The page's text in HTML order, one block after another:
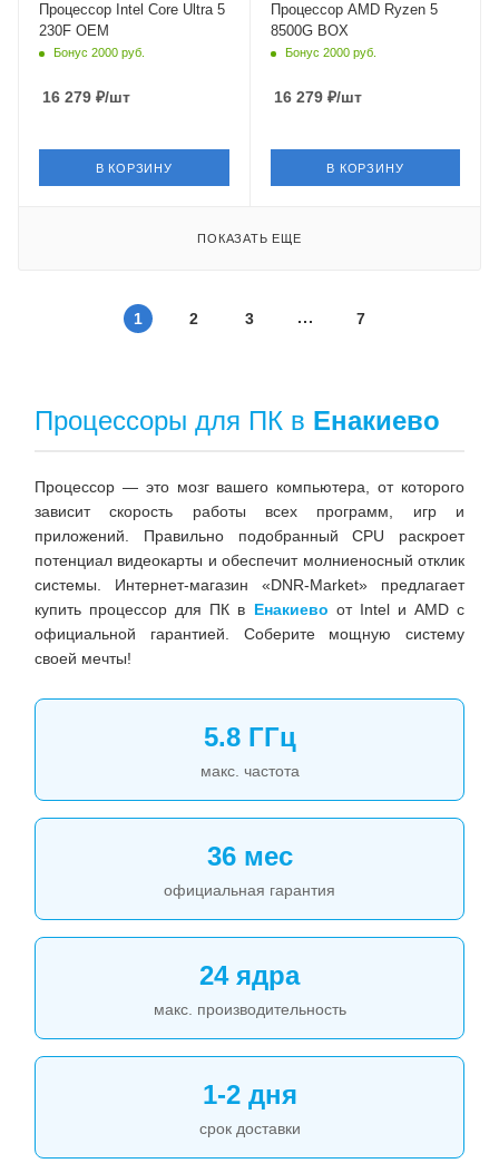
Процессор Intel Core Ultra 5
230F OEM
Бонус 2000 руб.
16 279 ₽/шт
В КОРЗИНУ
Процессор AMD Ryzen 5
8500G BOX
Бонус 2000 руб.
16 279₽/шт
В КОРЗИНУ
ПОКАЗАТЬ ЕЩЕ
1 2 3 7
Процессоры для ПК в Енакиево
Процессор — это мозг вашего компьютера, от которого
зависит скорость работы всех программ, игр и
приложений. Правильно подобранный CPU раскроет
потенциал видеокарты и обеспечит молниеносный отклик
системы. Интернет-магазин «DNR-Market» предлагает
купить процессор для ПК в Енакиево от Intel и AMD с
официальной гарантией. Соберите мощную систему
своей мечты!
5.8 ГГц
макс. частота
36 мес
официальная гарантия
24 ядра
макс. производительность
1-2 дня
срок доставки